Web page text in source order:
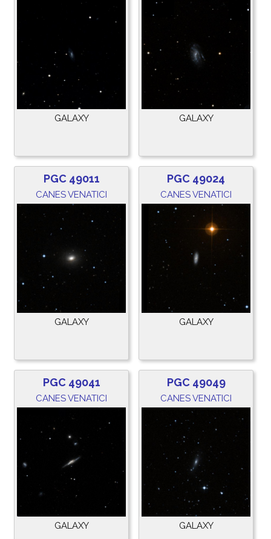
GALAXY GALAXY
PGC 49011
CANES VENATICI
GALAXY
PGC 49024
CANES VENATICI
GALAXY
PGC 49041
CANES VENATICI
GALAXY
PGC 49049
CANES VENATICI
GALAXY